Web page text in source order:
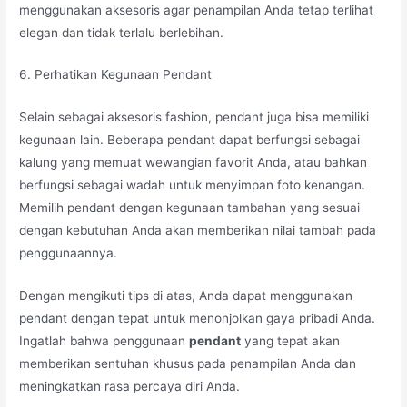
menggunakan aksesoris agar penampilan Anda tetap terlihat
elegan dan tidak terlalu berlebihan.
6. Perhatikan Kegunaan Pendant
Selain sebagai aksesoris fashion, pendant juga bisa memiliki
kegunaan lain. Beberapa pendant dapat berfungsi sebagai
kalung yang memuat wewangian favorit Anda, atau bahkan
berfungsi sebagai wadah untuk menyimpan foto kenangan.
Memilih pendant dengan kegunaan tambahan yang sesuai
dengan kebutuhan Anda akan memberikan nilai tambah pada
penggunaannya.
Dengan mengikuti tips di atas, Anda dapat menggunakan
pendant dengan tepat untuk menonjolkan gaya pribadi Anda.
Ingatlah bahwa penggunaanpendant yang tepat akan
memberikan sentuhan khusus pada penampilan Anda dan
meningkatkan rasa percaya diri Anda.